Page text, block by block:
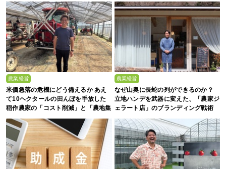
農業経営
米価急落の危機にどう備えるか あえ
て10ヘクタールの田んぼを手放した
稲作農家の「コスト削減」と「農地集
約」
農業経営
なぜ山奥に長蛇の列ができるのか？
立地ハンデを武器に変えた、「農家ジ
ェラート店」のブランディング戦術